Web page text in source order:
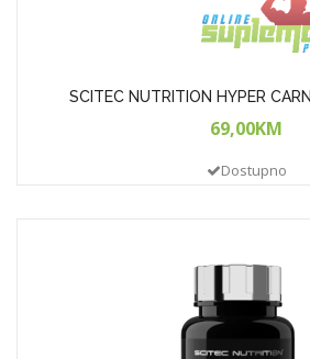
SCITEC NUTRITION HYPER
69,00KM
Dostupno